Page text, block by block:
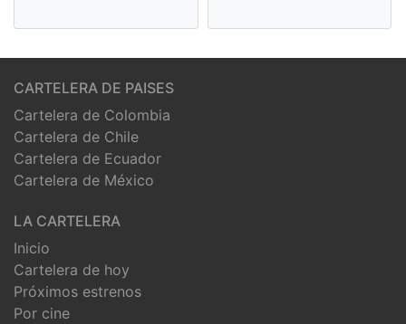
CARTELERA DE PAISES
Cartelera de Colombia
Cartelera de Chile
Cartelera de Ecuador
Cartelera de México
LA CARTELERA
Inicio
Cartelera de hoy
Próximos estrenos
Por cine